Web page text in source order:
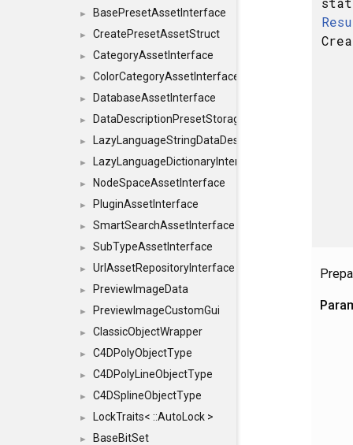
► BasePresetAssetInterface
► CreatePresetAssetStruct
► CategoryAssetInterface
► ColorCategoryAssetInterface
► DatabaseAssetInterface
► DataDescriptionPresetStorageInterface
►
► LazyLanguageDictionaryInterface
► NodeSpaceAssetInterface
► PluginAssetInterface
► SmartSearchAssetInterface
► SubTypeAssetInterface
► UrlAssetRepositoryInterface
► PreviewImageData
► PreviewImageCustomGui
► ClassicObjectWrapper
► C4DPolyObjectType
► C4DPolyLineObjectType
► C4DSplineObjectType
► LockTraits< ::AutoLock >
► BaseBitSet